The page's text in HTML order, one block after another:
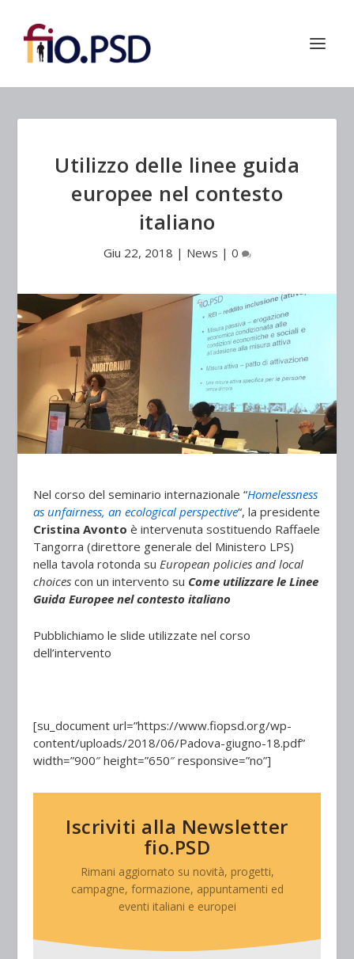
Utilizzo delle linee guida
europee nel contesto
italiano
Giu 22, 2018 | News | 0
Nel corso del seminario internazionale “Homelessness
as unfairness, an ecological perspective“, la presidente
Cristina Avonto è intervenuta sostituendo Raffaele
Tangorra (direttore generale del Ministero LPS)
nella tavola rotonda su European policies and local
choices con un intervento su Come utilizzare le Linee
Guida Europee nel contesto italiano
Pubblichiamo le slide utilizzate nel corso
dell’intervento
[su_document url=”https://www.fiopsd.org/wp-
content/uploads/2018/06/Padova-giugno-18.pdf”
width=”900″ height=”650″ responsive=”no”]
Iscriviti alla Newsletter
fio.PSD
Rimani aggiornato su novità, progetti,
campagne, formazione, appuntamenti ed
eventi italiani e europei